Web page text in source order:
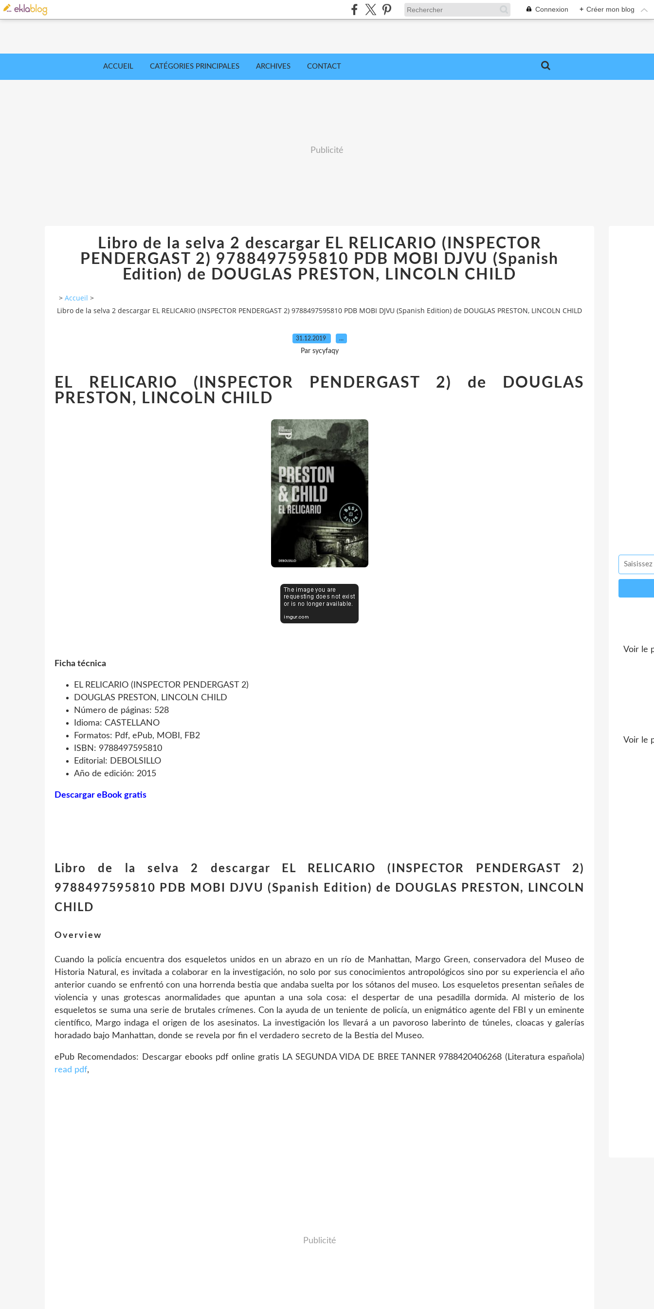
Connexion + Créer mon blog
ACCUEIL CATÉGORIES PRINCIPALES ARCHIVES CONTACT
Publicité
Libro de la selva 2 descargar EL RELICARIO (INSPECTOR
PENDERGAST 2) 9788497595810 PDB MOBI DJVU (Spanish
Edition) de DOUGLAS PRESTON, LINCOLN CHILD
> Accueil >
Libro de la selva 2 descargar EL RELICARIO (INSPECTOR PENDERGAST 2) 9788497595810 PDB MOBI DJVU (Spanish Edition) de DOUGLAS PRESTON, LINCOLN CHILD
31.12.2019 …
Par sycyfaqy
EL RELICARIO (INSPECTOR PENDERGAST 2) de DOUGLAS
PRESTON, LINCOLN CHILD
Ficha técnica
EL RELICARIO (INSPECTOR PENDERGAST 2)
DOUGLAS PRESTON, LINCOLN CHILD
Número de páginas: 528
Idioma: CASTELLANO
Formatos: Pdf, ePub, MOBI, FB2
ISBN: 9788497595810
Editorial: DEBOLSILLO
Año de edición: 2015
Descargar eBook gratis
Libro de la selva 2 descargar EL RELICARIO (INSPECTOR PENDERGAST 2)
9788497595810 PDB MOBI DJVU (Spanish Edition) de DOUGLAS PRESTON, LINCOLN
CHILD
Overview
Cuando la policía encuentra dos esqueletos unidos en un abrazo en un río de Manhattan, Margo Green, conservadora del Museo de
Historia Natural, es invitada a colaborar en la investigación, no solo por sus conocimientos antropológicos sino por su experiencia el año
anterior cuando se enfrentó con una horrenda bestia que andaba suelta por los sótanos del museo. Los esqueletos presentan señales de
violencia y unas grotescas anormalidades que apuntan a una sola cosa: el despertar de una pesadilla dormida. Al misterio de los
esqueletos se suma una serie de brutales crímenes. Con la ayuda de un teniente de policía, un enigmático agente del FBI y un eminente
científico, Margo indaga el origen de los asesinatos. La investigación los llevará a un pavoroso laberinto de túneles, cloacas y galerías
horadado bajo Manhattan, donde se revela por fin el verdadero secreto de la Bestia del Museo.
ePub Recomendados: Descargar ebooks pdf online gratis LA SEGUNDA VIDA DE BREE TANNER 9788420406268 (Literatura española)
read pdf,
Publicité
Voir le
Voir le